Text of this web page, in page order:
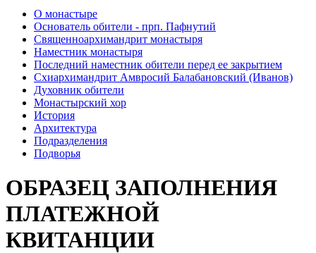
О монастыре
Основатель обители - прп. Пафнутий
Священноархимандрит монастыря
Наместник монастыря
Последний наместник обители перед ее закрытием
Схиархимандрит Амвросий Балабановский (Иванов)
Духовник обители
Монастырский хор
История
Архитектура
Подразделения
Подворья
ОБРАЗЕЦ ЗАПОЛНЕНИЯ
ПЛАТЕЖНОЙ
КВИТАНЦИИ